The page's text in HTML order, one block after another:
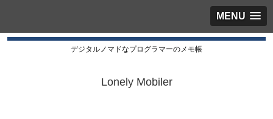
MENU
デジタルノマドなプログラマーのメモ帳
Lonely Mobiler